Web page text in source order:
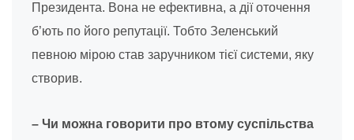
Президента. Вона не ефективна, а дії оточення
б’ють по його репутації. Тобто Зеленський
певною мірою став заручником тієї системи, яку
створив.
– Чи можна говорити про втому суспільства